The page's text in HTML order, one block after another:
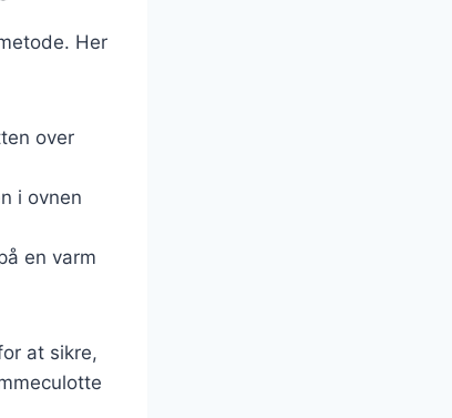
Her
over
i ovnen
en varm
at sikre,